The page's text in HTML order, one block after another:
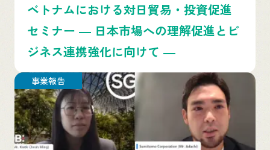
ベトナムにおける対日貿易・投資促進
セミナー ― 日本市場への理解促進とビ
ジネス連携強化に向けて ―
事業報告